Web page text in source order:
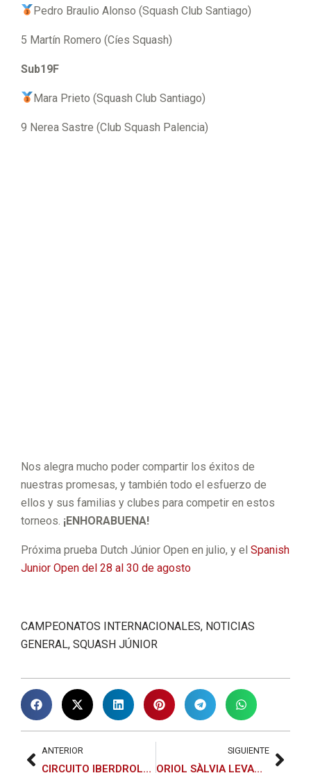
Pedro Braulio Alonso (Squash Club Santiago)
5 Martín Romero (Cíes Squash)
Sub19F
Mara Prieto (Squash Club Santiago)
9 Nerea Sastre (Club Squash Palencia)
Nos alegra mucho poder compartir los éxitos de
nuestras promesas, y también todo el esfuerzo de
ellos y sus familias y clubes para competir en estos
torneos. ¡ENHORABUENA!
Próxima prueba Dutch Júnior Open en julio, y el Spanish
Junior Open del 28 al 30 de agosto
CAMPEONATOS INTERNACIONALES, NOTICIAS
GENERAL, SQUASH JÚNIOR
ANTERIOR
CIRCUITO IBERDROLA SQUASH 2026
SIGUIENTE
ORIOL SÀLVIA LEVANTA SU MAYOR TÍTULO EN HAMBURGO
PAU
LA
CAS
LLO
SAN
TI
SOL
LA
CA
MP
N
LÓP
CA
EÓN
DEL
III
PSA
SAT
RC
ALT
ARR
IBA,